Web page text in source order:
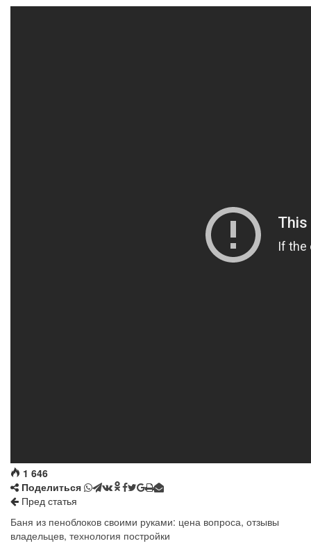
1 646
Поделиться
Пред статья
Баня из пеноблоков своими руками: цена вопроса, отзывы
владельцев, технология постройки